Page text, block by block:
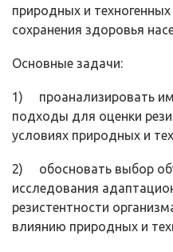
природных и
сохранения здоровья
Основные задачи:
1) проанализировать
подходы для оценки
условиях природных и
2) обосновать выбор
исследования
резистентности
влиянию природных и